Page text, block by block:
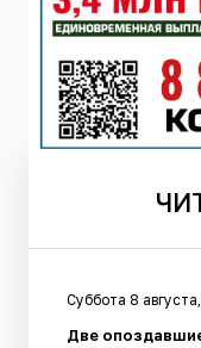
Суббота 8
Две